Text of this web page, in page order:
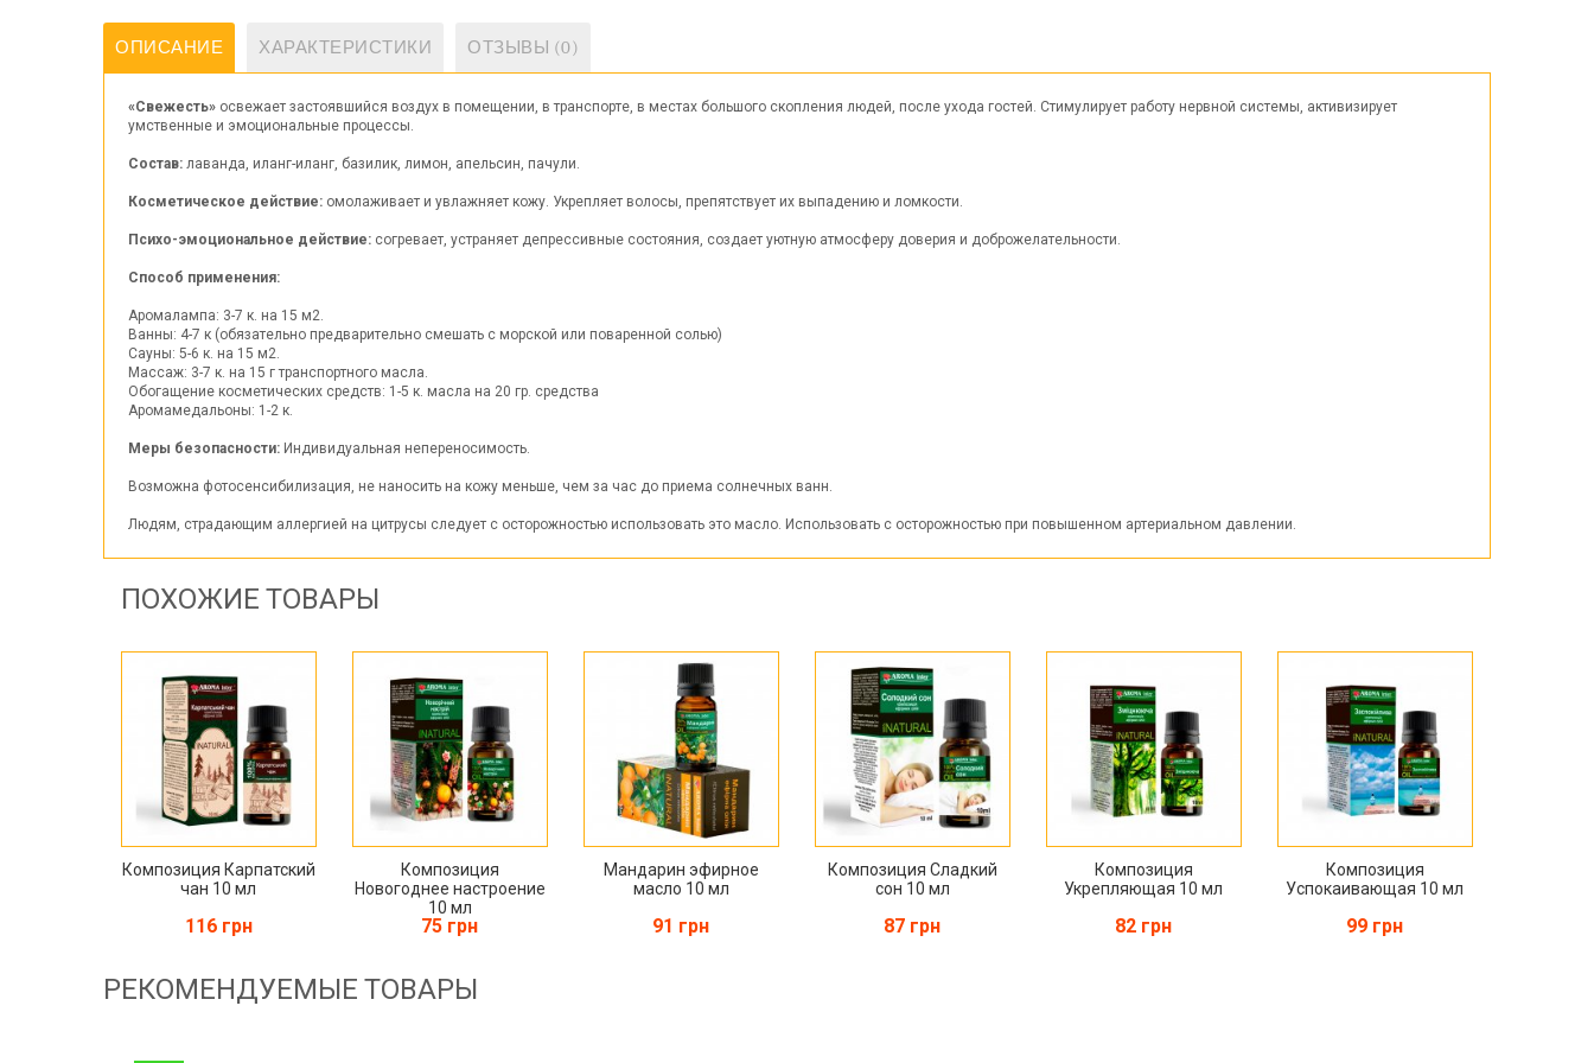
ОПИСАНИЕ ХАРАКТЕРИСТИКИ ОТЗЫВЫ (0)
«Свежесть» освежает застоявшийся воздух в помещении, в транспорте, в местах большого скопления людей, после ухода гостей. Стимулирует работу нервной системы, активизирует
умственные и эмоциональные процессы.
Состав: лаванда, иланг-иланг, базилик, лимон, апельсин, пачули.
Косметическое действие: омолаживает и увлажняет кожу. Укрепляет волосы, препятствует их выпадению и ломкости.
Психо-эмоциональное действие: согревает, устраняет депрессивные состояния, создает уютную атмосферу доверия и доброжелательности.
Способ применения:
Аромалампа: 3-7 к. на 15 м2.
Ванны: 4-7 к (обязательно предварительно смешать с морской или поваренной солью)
Сауны: 5-6 к. на 15 м2.
Массаж: 3-7 к. на 15 г транспортного масла.
Обогащение косметических средств: 1-5 к. масла на 20 гр. средства
Аромамедальоны: 1-2 к.
Меры безопасности: Индивидуальная непереносимость.
Возможна фотосенсибилизация, не наносить на кожу меньше, чем за час до приема солнечных ванн.
Людям, страдающим аллергией на цитрусы следует с осторожностью использовать это масло. Использовать с осторожностью при повышенном артериальном давлении.
ПОХОЖИЕ ТОВАРЫ
Композиция Карпатский
чан 10 мл
116 грн
Композиция
Новогоднее настроение
10 мл
75 грн
Мандарин эфирное
масло 10 мл
91 грн
Композиция Сладкий
сон 10 мл
87 грн
Композиция
Укрепляющая 10 мл
82 грн
Композиция
Успокаивающая 10 мл
99 грн
РЕКОМЕНДУЕМЫЕ ТОВАРЫ